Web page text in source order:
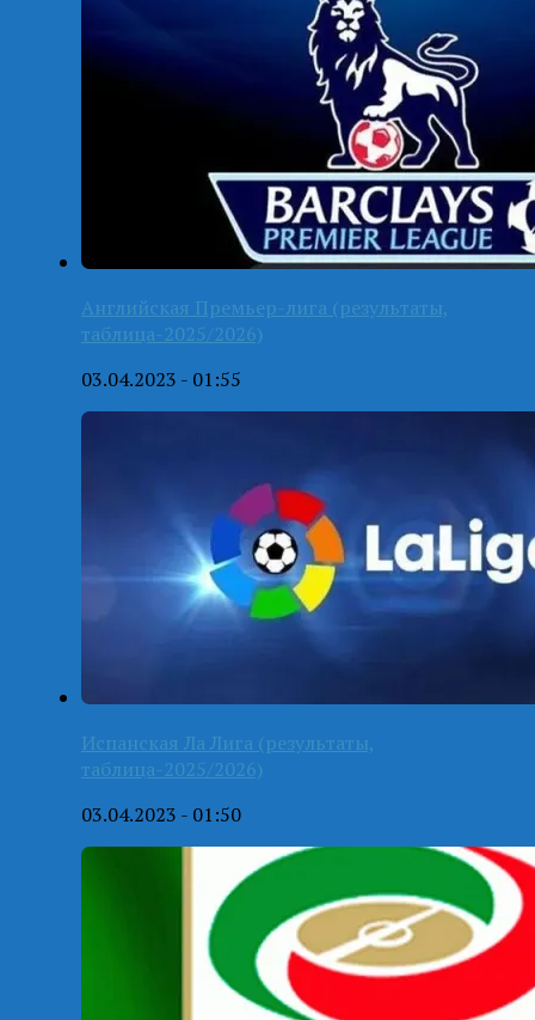
Английская Премьер-лига (результаты,
таблица-2025/2026)
03.04.2023 - 01:55
Испанская Ла Лига (результаты,
таблица-2025/2026)
03.04.2023 - 01:50